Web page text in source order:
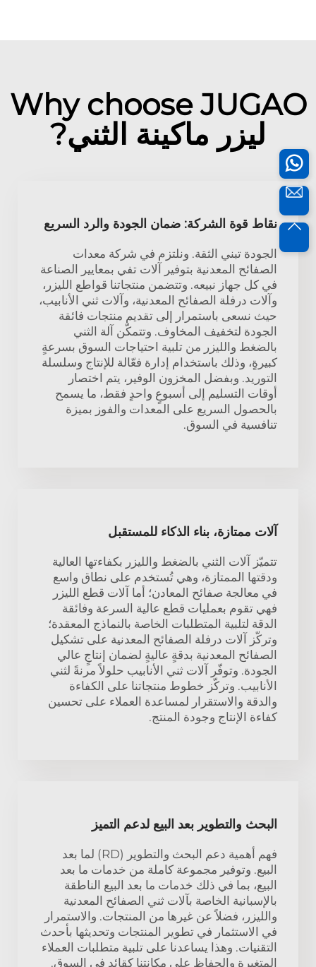
Why choose JUGAO
ليزر ماكينة الثني?
نقاط قوة الشركة: ضمان الجودة والرد السريع
الجودة تبني الثقة. ونلتزم في شركة معدات
الصفائح المعدنية بتوفير آلات تفي بمعايير الصناعة
في كل جهاز نبيعه. وتتضمن منتجاتنا قواطع الليزر،
وآلات درفلة الصفائح المعدنية، وآلات ثني الأنابيب،
حيث نسعى باستمرار إلى تقديم منتجات فائقة
الجودة لتخفيف المخاوف. وتتمكّن آلة الثني
بالضغط والليزر من تلبية احتياجات السوق بسرعةٍ
كبيرةٍ، وذلك باستخدام إدارة فعّالة للإنتاج وسلسلة
التوريد. وبفضل المخزون الوفير، يتم اختصار
أوقات التسليم إلى أسبوعٍ واحدٍ فقط، ما يسمح
بالحصول السريع على المعدات والفوز بميزة
تنافسية في السوق.
آلات ممتازة، بناء الذكاء للمستقبل
تتميّز آلات الثني بالضغط والليزر بكفاءتها العالية
ودقتها الممتازة، وهي تُستخدم على نطاق واسع
في معالجة صفائح المعادن؛ أما آلات قطع الليزر
فهي تقوم بعمليات قطع عالية السرعة وفائقة
الدقة لتلبية المتطلبات الخاصة بالنماذج المعقدة؛
وتركّز آلات درفلة الصفائح المعدنية على تشكيل
الصفائح المعدنية بدقةٍ عاليةٍ لضمان إنتاجٍ عالي
الجودة. وتوفّر آلات ثني الأنابيب حلولاً مرنةً لثني
الأنابيب. وتركّز خطوط منتجاتنا على الكفاءة
والدقة والاستقرار لمساعدة العملاء على تحسين
كفاءة الإنتاج وجودة المنتج.
البحث والتطوير بعد البيع لدعم التميز
فهم أهمية دعم البحث والتطوير (RD) لما بعد
البيع. وتوفير مجموعة كاملة من خدمات ما بعد
البيع، بما في ذلك خدمات ما بعد البيع الناطقة
بالإسبانية الخاصة بآلات ثني الصفائح المعدنية
والليزر، فضلاً عن غيرها من المنتجات. والاستمرار
في الاستثمار في تطوير المنتجات وتحديثها بأحدث
التقنيات. وهذا يساعدنا على تلبية متطلبات العملاء
المتغيرة والحفاظ على مكانتنا كقائدٍ في السوق.